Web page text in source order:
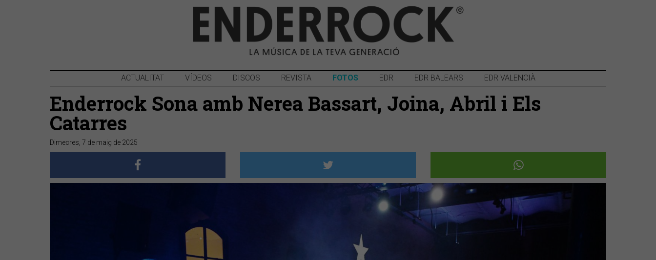
ACTUALITAT VÍDEOS DISCOS REVISTA FOTOS EDR EDR BALEARS EDR VALENCIÀ
Enderrock Sona amb Nerea Bassart, Joina, Abril i Els
Catarres
Dimecres, 7 de maig de 2025